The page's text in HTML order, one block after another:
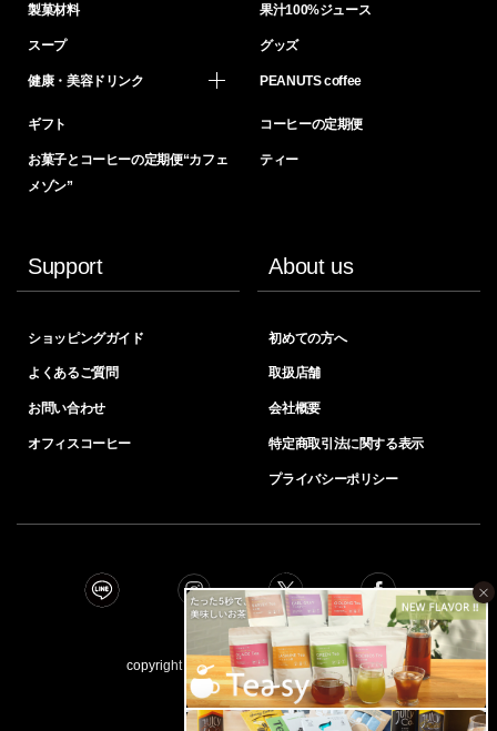
×
製菓材料 果汁100%ジュース
スープ グッズ
健康・美容ドリンク PEANUTS coffee
ギフト コーヒーの定期便
お菓子とコーヒーの定期便“カフェ
メゾン”
ティー
Support
ショッピングガイド
よくあるご質問
お問い合わせ
オフィスコーヒー
About us
初めての方へ
取扱店舗
会社概要
特定商取引法に関する表示
プライバシーポリシー
copyright © INIC coﬀee all right reserved